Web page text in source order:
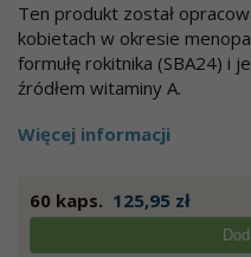
Ten produkt został
kobietach w okresie
formułę rokitnika (SBA24) i
źródłem witaminy A.
Więcej informacji
60 kaps. 125,95 zł